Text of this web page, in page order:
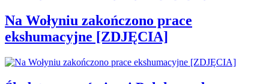
Na Wołyniu zakończono prace
ekshumacyjne [ZDJĘCIA]